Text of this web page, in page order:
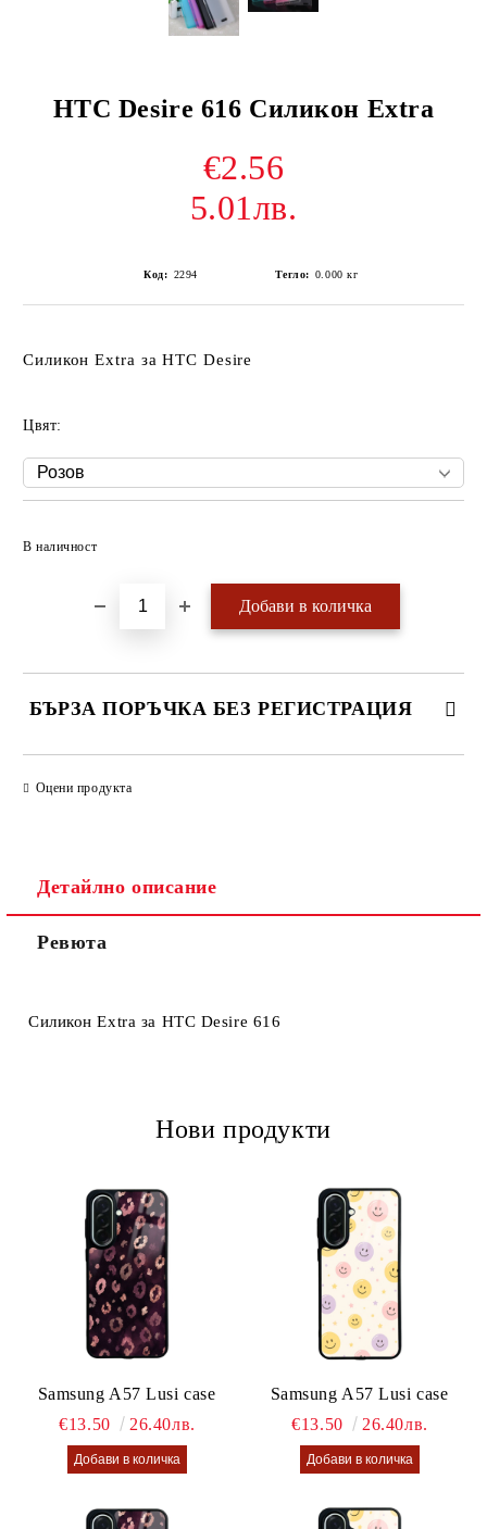
HTC Desire 616 Силикон Extra
€2.56
5.01лв.
Код: 2294 Тегло: 0.000 кг
Силикон Extra за HTC Desire
Цвят:
В наличност
БЪРЗА ПОРЪЧКА БЕЗ РЕГИСТРАЦИЯ
Оцени продукта
Детайлно описание
Ревюта
Силикон Extra за HTC Desire 616
Нови продукти
Samsung A57 Lusi case
€13.50
26.40лв.
Samsung A57 Lusi case
€13.50
26.40лв.